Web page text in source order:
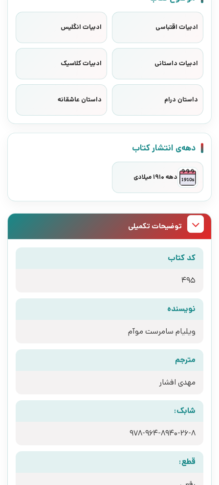
ادبیات اقتباسی ادبیات انگلیس
ادبیات داستانی ادبیات کلاسیک
داستان درام داستان عاشقانه
دهه‌ی انتشار کتاب
دهه 1910 میلادی
توضیحات تکمیلی
کد کتاب
495
نویسنده
ویلیام سامرست موآم
مترجم
مهدی افشار
شابک:
978-964-8940-26-8
قطع: